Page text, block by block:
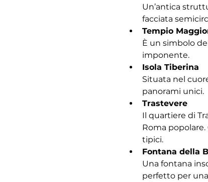
Un’antica
facciata
Tempio
È un simbolo
imponente.
Isola Tiberina
Situata nel
panorami unici.
Trastevere
Il quartiere di
Roma
tipici.
Fontana della
Una fontana
perfetto per